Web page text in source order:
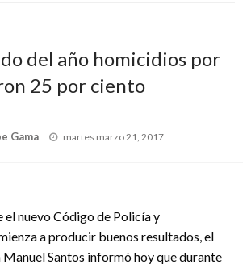
del año homicidios por
25 por ciento
Gama
Publicado
martes marzo 21, 2017
el nuevo Código de Policía y
a producir buenos resultados, el
Manuel Santos informó hoy que durante